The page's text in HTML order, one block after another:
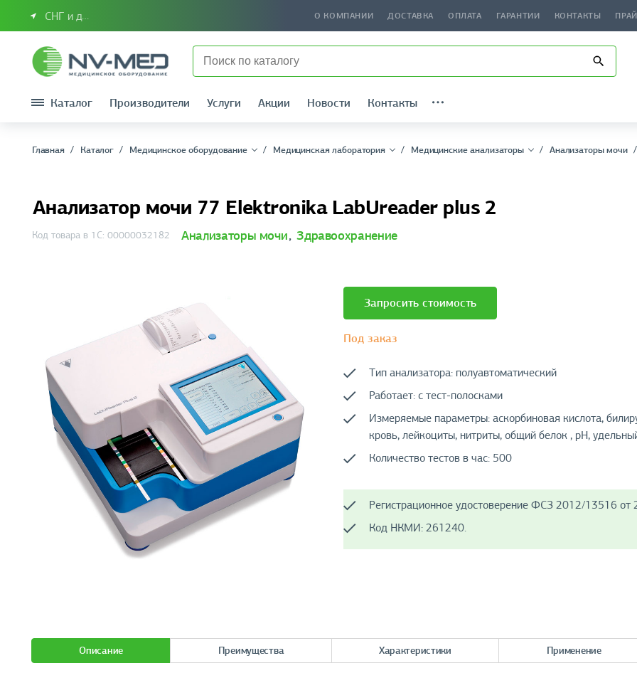
СНГ и другие страны О КОМПАНИИ ДОСТАВКА ОПЛАТА ГАРАНТИИ КОНТАКТЫ
Каталог Производители Услуги Акции Новости Контакты
Главная Каталог Медицинское оборудование Медицинская лаборатория Медицинские анализаторы Анализаторы мочи
Анализатор мочи 77 Elektronika LabUreader plus 2
Код товара в 1С: 00000032182 Анализаторы мочи, Здравоохранение
Запросить стоимость
Под заказ
Тип анализатора: полуавтоматический
Работает: с тест-полосками
Измеряемые параметры: аскорбиновая кислота,
кровь, лейкоциты, нитриты, общий белок , рН,
Количество тестов в час: 500
Регистрационное удостоверение ФСЗ 2012/13516 от
Код НКМИ: 261240.
Описание Преимущества Характеристики Применение